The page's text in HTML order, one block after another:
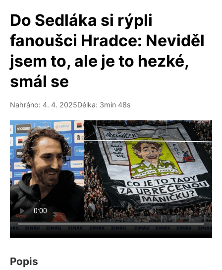
Do Sedláka si rýpli
fanoušci Hradce: Neviděl
jsem to, ale je to hezké,
smál se
Nahráno: 4. 4. 2025Délka: 3min 48s
Popis